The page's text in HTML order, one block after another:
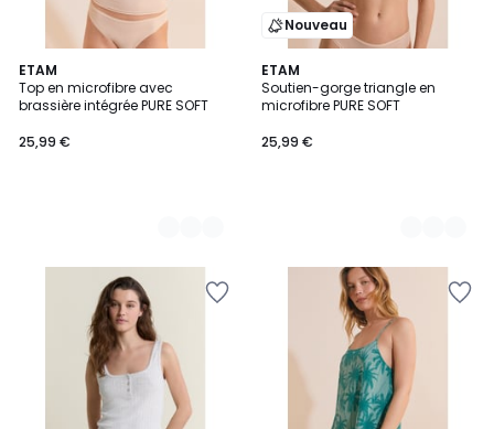
ETAM
Top en microfibre avec
brassière intégrée PURE SOFT
25,99 €
7
Couleurs
Nouveau
ETAM
Soutien-gorge triangle en
microfibre PURE SOFT
25,99 €
7
Couleurs